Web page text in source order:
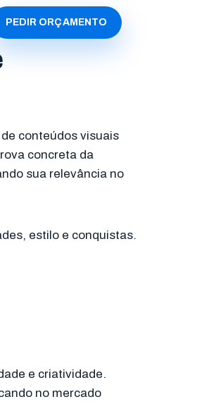
PEDIR ORÇAMENTO
conteúdos visuais
concreta da
sua relevância no
estilo e conquistas.
e criatividade.
no mercado